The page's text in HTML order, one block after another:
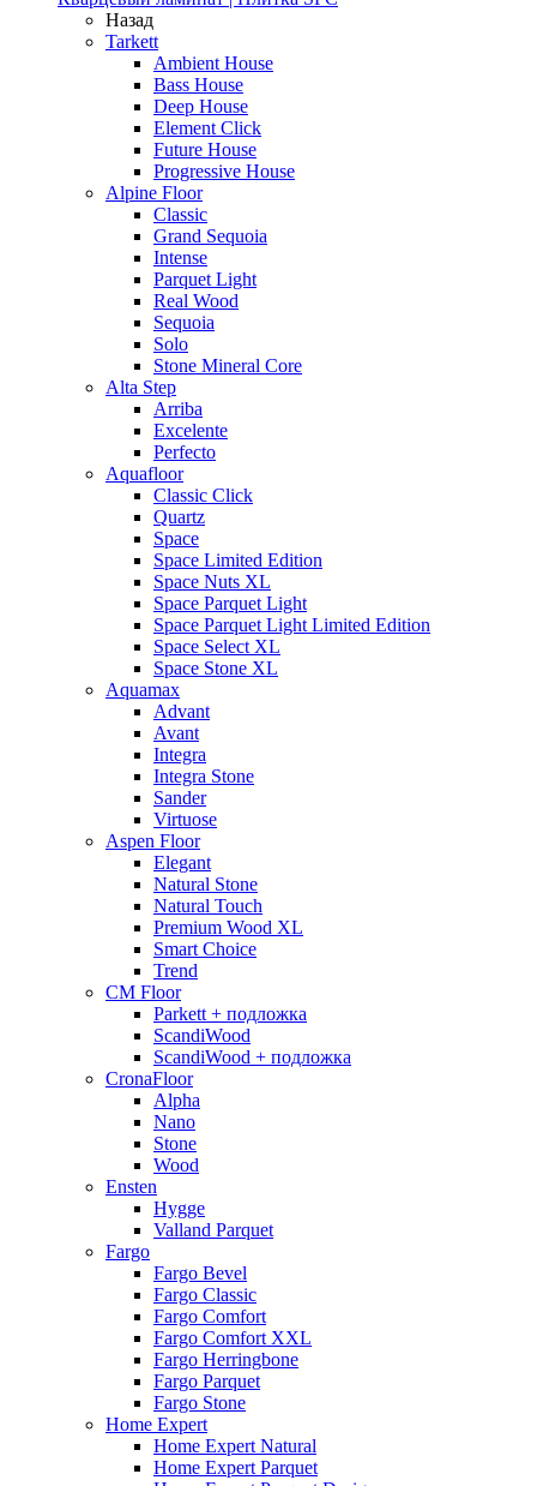
Назад
Tarkett
Ambient House
Bass House
Deep House
Element Click
Future House
Progressive House
Alpine Floor
Classic
Grand Sequoia
Intense
Parquet Light
Real Wood
Sequoia
Solo
Stone Mineral Core
Alta Step
Arriba
Excelente
Perfecto
Aquafloor
Classic Click
Quartz
Space
Space Limited Edition
Space Nuts XL
Space Parquet Light
Space Parquet Light Limited Edition
Space Select XL
Space Stone XL
Aquamax
Advant
Avant
Integra
Integra Stone
Sander
Virtuose
Aspen Floor
Elegant
Natural Stone
Natural Touch
Premium Wood XL
Smart Choice
Trend
CM Floor
Parkett + подложка
ScandiWood
ScandiWood + подложка
CronaFloor
Alpha
Nano
Stone
Wood
Ensten
Hygge
Valland Parquet
Fargo
Fargo Bevel
Fargo Classic
Fargo Comfort
Fargo Comfort XXL
Fargo Herringbone
Fargo Parquet
Fargo Stone
Home Expert
Home Expert Natural
Home Expert Parquet